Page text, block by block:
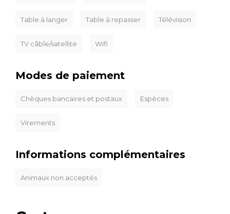
Table à langer Table à repasser Télévision
TV câble/satellite Wifi
Modes de paiement
Chèques bancaires et postaux Espèces
Virements
Informations complémentaires
Animaux non acceptés